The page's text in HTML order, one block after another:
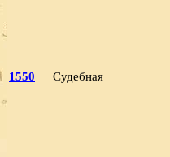
1550 Судебная